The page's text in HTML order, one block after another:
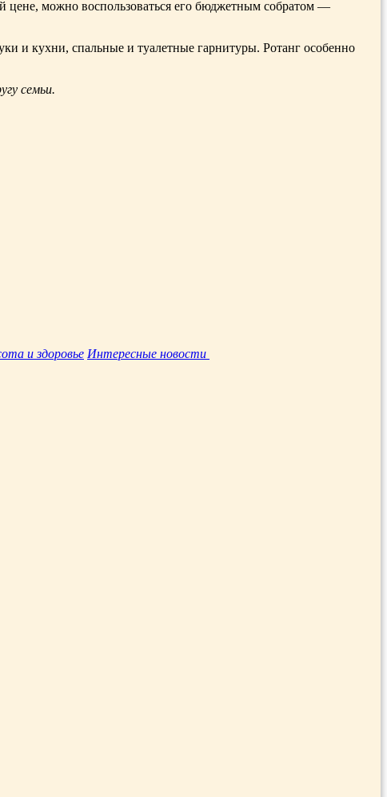
цене, можно воспользоваться его бюджетным собратом —
и кухни, спальные и туалетные гарнитуры. Ротанг особенно
семьи.
и здоровье Интересные новости